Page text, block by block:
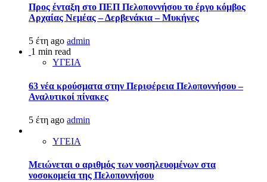
Προς ένταξη στο ΠΕΠ Πελοποννήσου το έργο κόμβος
Αρχαίας Νεμέας – Δερβενάκια – Μυκήνες
5 έτη ago admin
1 min read
ΥΓΕΙΑ
63 νέα κρούσματα στην Περιφέρεια Πελοποννήσου –
Αναλυτικοί πίνακες
5 έτη ago admin
ΥΓΕΙΑ
Μειώνεται ο αριθμός των νοσηλευομένων στα
νοσοκομεία της Πελοποννήσου